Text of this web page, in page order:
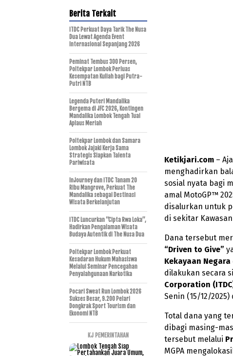
Ketikjari.com –
menghadirkan
sosial nyata bagi
amal MotoGP™
disalurkan untuk
di sekitar
Dana tersebut
“Driven to Give”
Kekayaan Negara
dilakukan secara
Corporation
Senin (15/12/
Total dana yang
dibagi masing-
tersebut melalui
MGPA
Berita Terkait
ITDC Perkuat Daya Tarik The Nusa
Dua Lewat Agenda Event
Internasional Sepanjang 2026
Peminat Tembus 300 Persen,
Poltekpar Lombok Perluas
Kesempatan Kuliah bagi Putra-
Putri NTB
Legenda Puteri Mandalika
Bergema di JFC 2026, Kontingen
Mandalika Lombok Tengah Tuai
Aplaus Meriah
Poltekpar Lombok dan Samara
Lombok Jajaki Kerja Sama
Strategis Siapkan Talenta
Pariwisata
InJourney dan ITDC Tanam 20
Ribu Mangrove, Perkuat The
Mandalika sebagai Destinasi
Wisata Berkelanjutan
ITDC Luncurkan “Cipta Rwa Loka”,
Hadirkan Pengalaman Wisata
Budaya Autentik di The Nusa Dua
Poltekpar Lombok Perkuat
Kesadaran Hukum Mahasiswa
Melalui Seminar Pencegahan
Penyalahgunaan Narkotika
Pocari Sweat Run Lombok 2026
Sukses Besar, 9.200 Pelari
Dongkrak Sport Tourism dan
Ekonomi NTB
KJ PEMERINTAHAN